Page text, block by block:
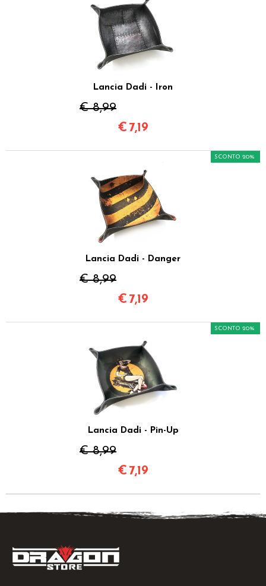
Lancia Dadi - Iron
€ 8,99
€ 7,19
Lancia Dadi - Danger
€ 8,99
SCONTO 20%
€ 7,19
Lancia Dadi - Pin-Up
€ 8,99
SCONTO 20%
€ 7,19